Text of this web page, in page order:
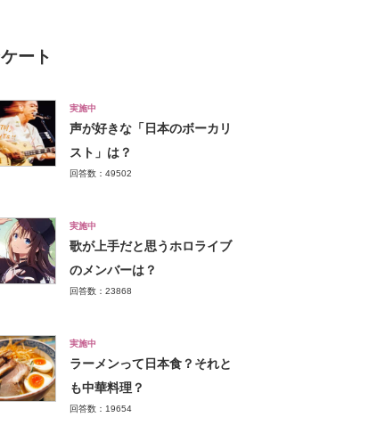
ート
実施中
声が好きな「日本のボーカリ
スト」は？
回答数：49502
実施中
歌が上手だと思うホロライブ
のメンバーは？
回答数：23868
実施中
ラーメンって日本食？それと
も中華料理？
回答数：19654